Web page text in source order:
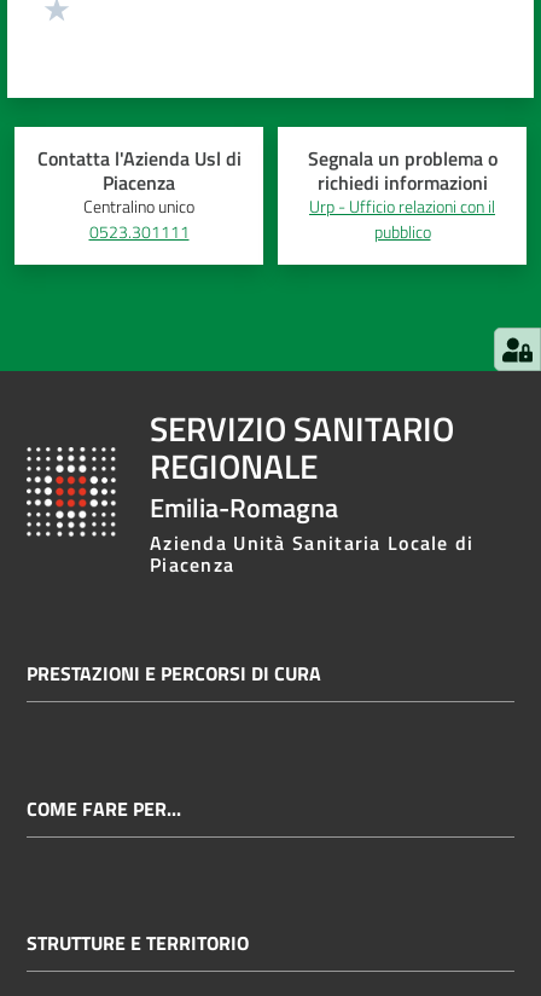
Contatta l'Azienda Usl di
Piacenza
Centralino unico
0523.301111
Segnala un problema o
richiedi informazioni
Urp - Ufficio relazioni con il
pubblico
SERVIZIO SANITARIO
REGIONALE
Emilia-Romagna
Azienda Unità Sanitaria Locale di
Piacenza
PRESTAZIONI E PERCORSI DI CURA
COME FARE PER...
STRUTTURE E TERRITORIO